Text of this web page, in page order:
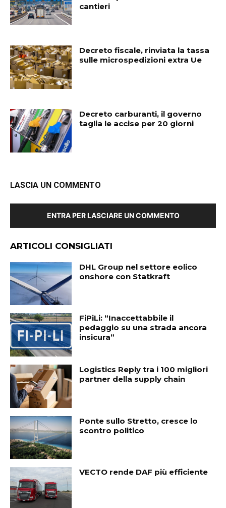
cantieri
Decreto fiscale, rinviata la tassa
sulle microspedizioni extra Ue
Decreto carburanti, il governo
taglia le accise per 20 giorni
LASCIA UN COMMENTO
ENTRA PER LASCIARE UN COMMENTO
ARTICOLI CONSIGLIATI
DHL Group nel settore eolico
onshore con Statkraft
FiPiLi: “Inaccettabbile il
pedaggio su una strada ancora
insicura”
Logistics Reply tra i 100 migliori
partner della supply chain
Ponte sullo Stretto, cresce lo
scontro politico
VECTO rende DAF più efficiente